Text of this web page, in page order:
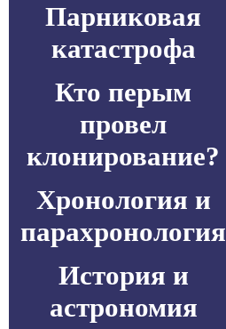
Парниковая
катастрофа
Кто перым
провел
клонирование?
Хронология и
парахронология
История и
астрономия